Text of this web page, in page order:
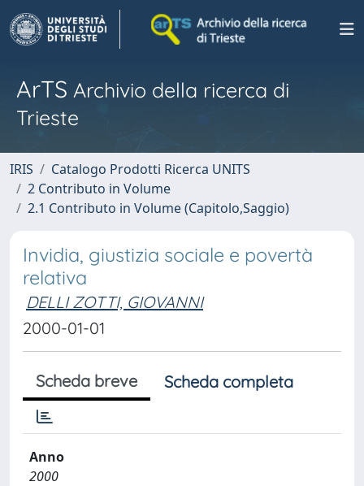
ArTS Archivio della ricerca di
Trieste
IRIS
Catalogo Prodotti Ricerca UNITS
2 Contributo in Volume
2.1 Contributo in Volume (Capitolo,Saggio)
Invidia, giustizia sociale e povertà
relativa
DELLI ZOTTI, GIOVANNI
2000-01-01
Scheda breve Scheda completa
Anno
2000